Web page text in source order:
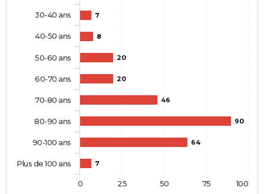
7
8
20
20
46
90
64
7
30-40 ans
40-50 ans
50-60 ans
60-70 ans
70-80 ans
80-90 ans
90-100 ans
Plus de 100 ans
0 100
25 50 75